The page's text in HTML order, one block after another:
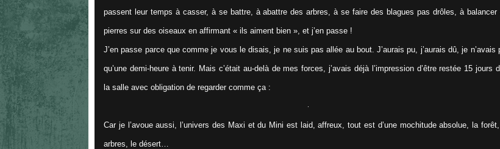
passent leur temps à casser, à se battre, à abattre des arbres, à se faire des blagues pas drôles, à balancer
pierres sur des oiseaux en affirmant « ils aiment bien », et j’en passe !
J’en passe parce que comme je vous le disais, je ne suis pas allée au bout. J’aurais pu, j’aurais dû, je n’avais
qu’une demi-heure à tenir. Mais c’était au-delà de mes forces, j’avais déjà l’impression d’être restée 15 jours
la salle avec obligation de regarder comme ça :
Car je l’avoue aussi, l’univers des Maxi et du Mini est laid, affreux, tout est d’une mochitude absolue, la
arbres, le désert…